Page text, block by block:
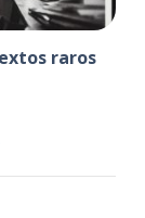
raros